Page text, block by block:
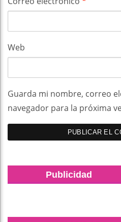
Web
Guarda mi nombre, correo
navegador para la próxima
Publicidad